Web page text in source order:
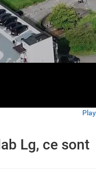
Play
Lg, ce sont